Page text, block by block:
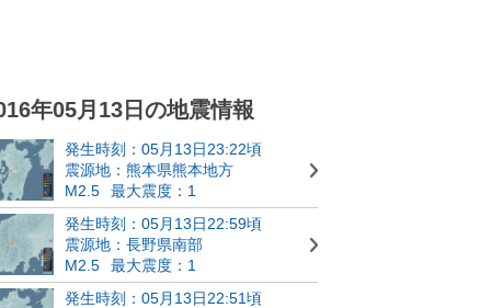
年05月13日の地震情報
発生時刻：05月13日23:22頃
震源地：熊本県熊本地方
M2.5
最大震度：1
発生時刻：05月13日22:59頃
震源地：長野県南部
M2.5
最大震度：1
発生時刻：05月13日22:51頃